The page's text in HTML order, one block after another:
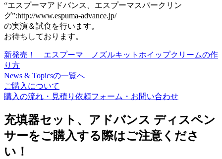
“エスプーマアドバンス、エスプーマスパークリン
グ”:http://www.espuma-advance.jp/
の実演＆試食を行います。
お待ちしております。
新発売！ エスプーマ ノズルキット ホイップクリームの作
り方
News & Topicsの一覧へ
ご購入について
購入の流れ・見積り依頼フォーム・お問い合わせ
充填器セット、アドバンス ディスペン
サーをご購入する際はご注意くださ
い！